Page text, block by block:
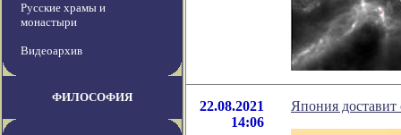
Русские храмы и
монастыри
Видеоархив
ФИЛОСОФИЯ
22.08.2021
14:06
Япония доставит